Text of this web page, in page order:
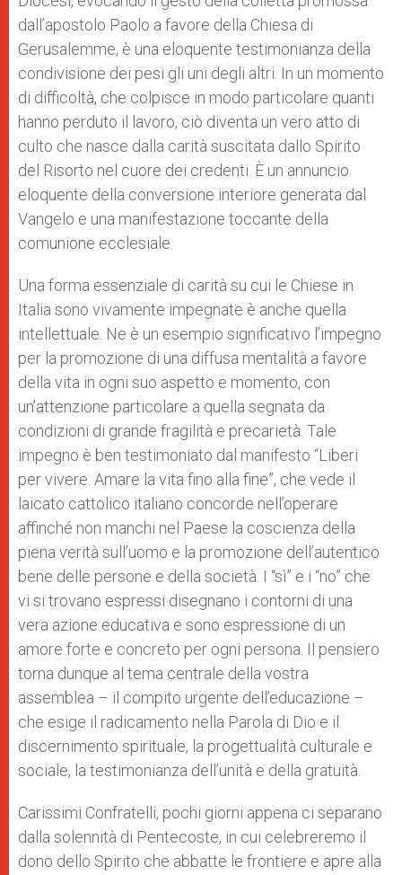
dall’apostolo Paolo a favore della Chiesa di
Gerusalemme, è una eloquente testimonianza della
condivisione dei pesi gli uni degli altri. In un momento
di difficoltà, che colpisce in modo particolare quanti
hanno perduto il lavoro, ciò diventa un vero atto di
culto che nasce dalla carità suscitata dallo Spirito
del Risorto nel cuore dei credenti. È un annuncio
eloquente della conversione interiore generata dal
Vangelo e una manifestazione toccante della
comunione ecclesiale.
Una forma essenziale di carità su cui le Chiese in
Italia sono vivamente impegnate è anche quella
intellettuale. Ne è un esempio significativo l’impegno
per la promozione di una diffusa mentalità a favore
della vita in ogni suo aspetto e momento, con
un’attenzione particolare a quella segnata da
condizioni di grande fragilità e precarietà. Tale
impegno è ben testimoniato dal manifesto “Liberi
per vivere. Amare la vita fino alla fine”, che vede il
laicato cattolico italiano concorde nell’operare
affinché non manchi nel Paese la coscienza della
piena verità sull’uomo e la promozione dell’autentico
bene delle persone e della società. I “sì” e i “no” che
vi si trovano espressi disegnano i contorni di una
vera azione educativa e sono espressione di un
amore forte e concreto per ogni persona. Il pensiero
torna dunque al tema centrale della vostra
assemblea – il compito urgente dell’educazione –
che esige il radicamento nella Parola di Dio e il
discernimento spirituale, la progettualità culturale e
sociale, la testimonianza dell’unità e della gratuità.
Carissimi Confratelli, pochi giorni appena ci separano
dalla solennità di Pentecoste, in cui celebreremo il
dono dello Spirito che abbatte le frontiere e apre alla